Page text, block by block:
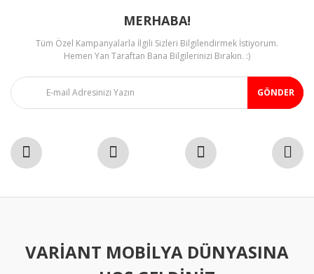
Gönder
MERHABA!
Tüm Özel Kampanyalarla İlgili Sizleri Bilgilendirmek İstiyorum.
Hemen Yan Taraftan Bana Bilgilerinizi Bırakın. :)
GÖNDER
VARIANT MOBILYA DÜNYASINA